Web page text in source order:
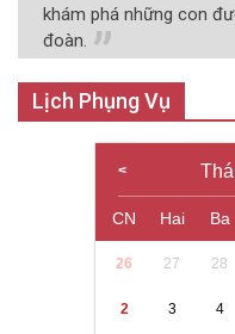
khám phá những con
đoàn.
Lịch Phụng Vụ
CN Hai Ba
26 27 28
2 3 4